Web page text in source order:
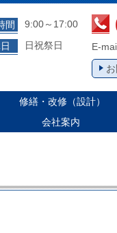
間
9:00～17:00
日祝祭日 E-
修繕・改修（設計）
会社案内